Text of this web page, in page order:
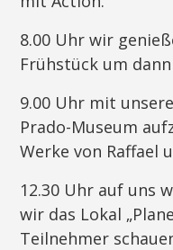
8.00 Uhr wir
Frühstück um
9.00 Uhr mit
Prado-Museum
Werke von Raffael
12.30 Uhr auf uns
wir das Lokal
Teilnehmer